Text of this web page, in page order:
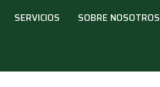
SERVICIOS SOBRE NOSOTROS